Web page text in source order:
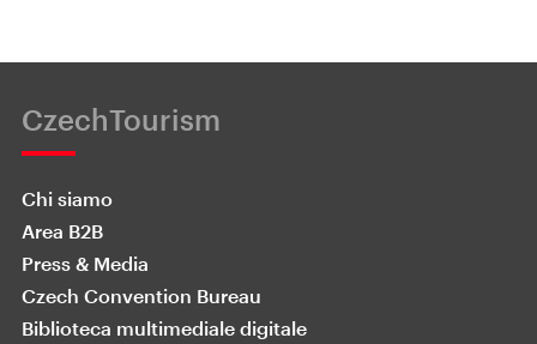
CzechTourism
Chi siamo
Area B2B
Press & Media
Czech Convention Bureau
Biblioteca multimediale digitale